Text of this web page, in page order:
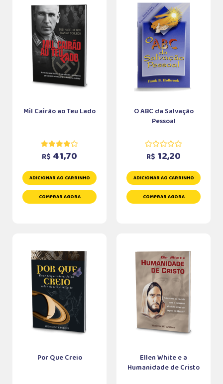
Mil Cairão ao Teu Lado
R$ 41,70
ADICIONAR AO CARRINHO
COMPRAR AGORA
O ABC da Salvação
Pessoal
R$ 12,20
ADICIONAR AO CARRINHO
COMPRAR AGORA
Por Que Creio
Ellen White e a
Humanidade de Cristo